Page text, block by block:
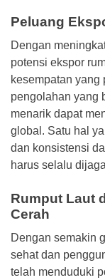
Peluang
Dengan
potensi ekspor
kesempatan yang
pengolahan yang
menarik dapat
global. Satu hal
dan konsistensi
harus selalu
Rumput Laut
Cerah
Dengan semakin
sehat dan
telah menduduki